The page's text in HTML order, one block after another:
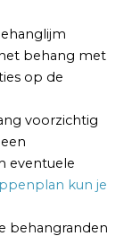
behang met
op de
voorzichtig
eventuele
kun je
behangranden